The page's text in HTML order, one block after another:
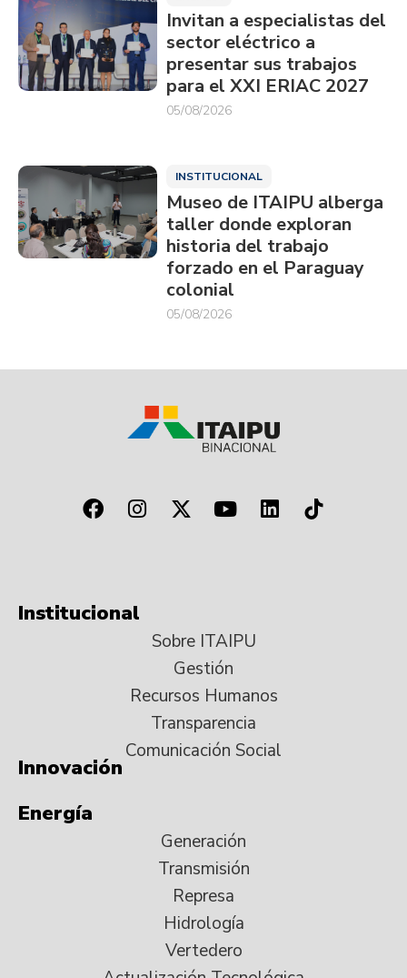
Invitan a especialistas del
sector eléctrico a
presentar sus trabajos
para el XXI ERIAC 2027
05/08/2026
INSTITUCIONAL
Museo de ITAIPU alberga
taller donde exploran
historia del trabajo
forzado en el Paraguay
colonial
05/08/2026
Institucional
Sobre ITAIPU
Gestión
Recursos Humanos
Transparencia
Comunicación Social
Innovación
Energía
Generación
Transmisión
Represa
Hidrología
Vertedero